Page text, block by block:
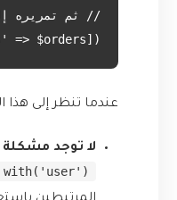
=> $orders]);
عندما تنظر إلى هذا
لا توجد مشكلة N+1:
with('user')